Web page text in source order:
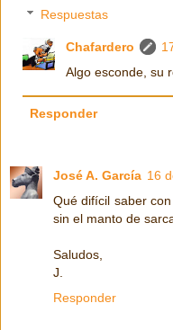
Respuestas
Chafardero
Algo esconde, su
Responder
José A. García 16
Qué difícil saber
sin el manto de
Saludos,
J.
Responder